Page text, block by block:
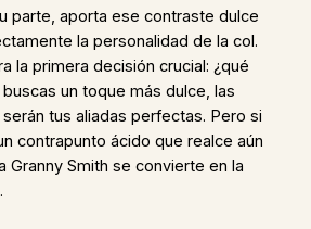
parte, aporta ese contraste dulce
la personalidad de la col.
la primera decisión crucial: ¿qué
un toque más dulce, las
tus aliadas perfectas. Pero si
contrapunto ácido que realce aún
Granny Smith se convierte en la